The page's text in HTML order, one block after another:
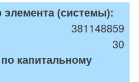
элемента (системы):
381148859
30
капитальному